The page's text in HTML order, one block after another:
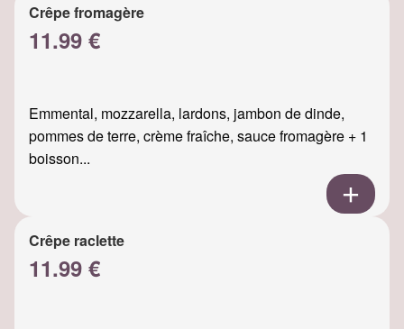
Crêpe fromagère
11.99 €
Emmental, mozzarella, lardons, jambon de dinde,
pommes de terre, crème fraîche, sauce fromagère + 1
boisson...
Crêpe raclette
11.99 €